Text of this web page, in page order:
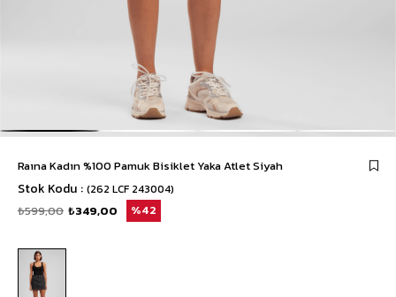
Raına Kadın %100 Pamuk Bisiklet Yaka Atlet Siyah
Stok Kodu (262 LCF 243004)
₺599,00 ₺349,00 42